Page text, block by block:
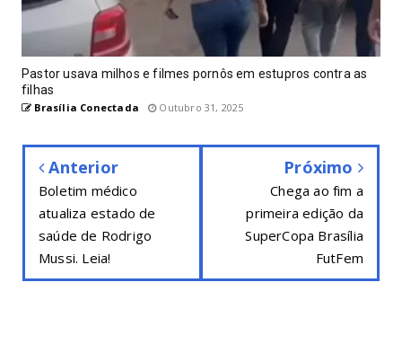
Pastor usava milhos e filmes pornôs em estupros contra as
filhas
Brasília Conectada Outubro 31, 2025
Anterior
Boletim médico
atualiza estado de
saúde de Rodrigo
Mussi. Leia!
Próximo
Chega ao fim a
primeira edição da
SuperCopa Brasília
FutFem